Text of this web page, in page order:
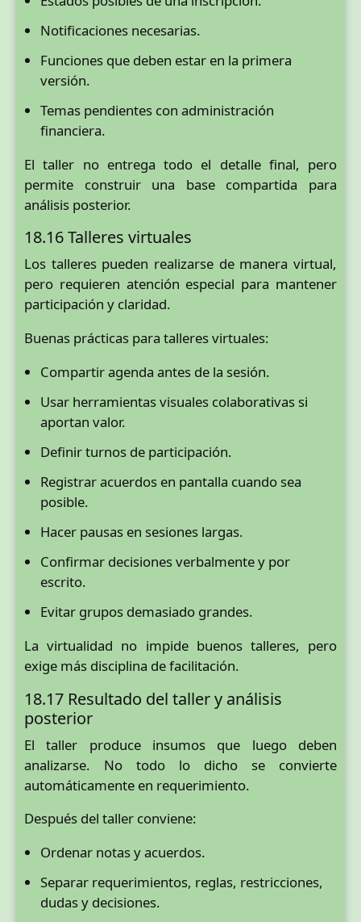
Notificaciones necesarias.
Funciones que deben estar en la primera
versión.
Temas pendientes con administración
financiera.
El taller no entrega todo el detalle final, pero
permite construir una base compartida para
análisis posterior.
18.16 Talleres virtuales
Los talleres pueden realizarse de manera virtual,
pero requieren atención especial para mantener
participación y claridad.
Buenas prácticas para talleres virtuales:
Compartir agenda antes de la sesión.
Usar herramientas visuales colaborativas si
aportan valor.
Definir turnos de participación.
Registrar acuerdos en pantalla cuando sea
posible.
Hacer pausas en sesiones largas.
Confirmar decisiones verbalmente y por
escrito.
Evitar grupos demasiado grandes.
La virtualidad no impide buenos talleres, pero
exige más disciplina de facilitación.
18.17 Resultado del taller y análisis
posterior
El taller produce insumos que luego deben
analizarse. No todo lo dicho se convierte
automáticamente en requerimiento.
Después del taller conviene:
Ordenar notas y acuerdos.
Separar requerimientos, reglas, restricciones,
dudas y decisiones.